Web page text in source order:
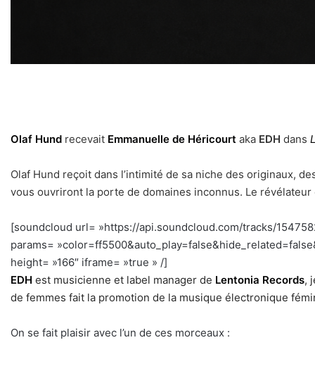
Olaf Hund recevait Emmanuelle de Héricourt aka EDH dans
Olaf Hund reçoit dans l’intimité de sa niche des originaux,
vous ouvriront la porte de domaines inconnus. Le
[soundcloud url= »https://api.soundcloud.com/tracks/
params=
height= »166″ iframe= »true » /]
EDH est musicienne et label manager de Lentonia Records,
de femmes fait la promotion de la musique électronique
On se fait plaisir avec l’un de ces morceaux :